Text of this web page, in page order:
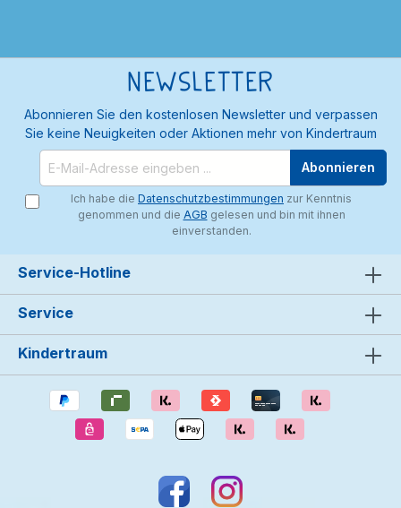
Newsletter
Abonnieren Sie den kostenlosen Newsletter und verpassen
Sie keine Neuigkeiten oder Aktionen mehr von Kindertraum
Abonnieren
Ich habe die Datenschutzbestimmungen zur Kenntnis
genommen und die AGB gelesen und bin mit ihnen
einverstanden.
Service-Hotline
Service
Kindertraum